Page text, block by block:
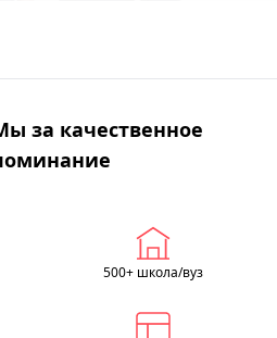
за качественное
500+ школа/вуз